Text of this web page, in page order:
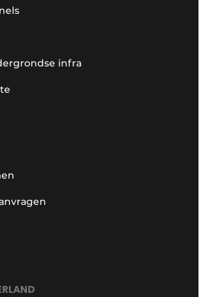
infra